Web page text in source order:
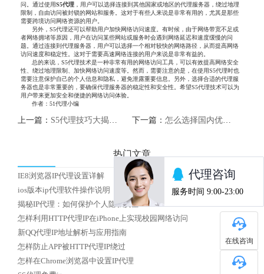
问。通过使用S5代理 ，用户可以选择连接到其他国家或地区的代理服务器，绕过地理
限制，自由访问被封锁的网站和服务。这对于有些人来说是非常有用的，尤其是那些
需要跨境访问网络资源的用户。
另外，S5代理还可以帮助用户加快网络访问速度。有时候，由于网络带宽不足或
者网络拥堵等原因，用户在访问某些网站或服务时会遇到网络延迟和速度缓慢的问
题。通过连接到代理服务器，用户可以选择一个相对较快的网络路径，从而提高网络
访问速度和稳定性。这对于需要高速网络连接的用户来说是非常有益的。
总的来说，S5代理技术是一种非常有用的网络访问工具，可以有效提高网络安全
性、绕过地理限制、加快网络访问速度等。然而，需要注意的是，在使用S5代理时也
需要注意保护自己的个人信息和隐私，避免泄露重要信息。另外，选择合适的代理服
务器也是非常重要的，要确保代理服务器的稳定性和安全性。希望S5代理技术可以为
用户带来更加安全和便捷的网络访问体验。
作者：51代理小编
上一篇： S5代理技巧大揭秘，助你更好地利用代理服务 下一篇： 怎么选择国内优质HTTP代理IP
热门文章
IE8浏览器IP代理设置详解
ios版本ip代理软件操作说明
揭秘IP代理：如何保护个人隐私安全？
怎样利用HTTP代理IP在iPhone上实现校园网络访问
新QQ代理IP地址解析与应用指南
怎样防止APP被HTTP代理IP绕过
怎样在Chrome浏览器中设置IP代理
在线咨询